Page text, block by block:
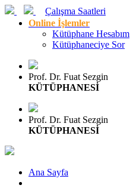
Çalışma Saatleri
Online İşlemler
Kütüphane Hesabım
Kütüphaneciye Sor
Prof. Dr. Fuat Sezgin
KÜTÜPHANESİ
Prof. Dr. Fuat Sezgin
KÜTÜPHANESİ
Ana Sayfa